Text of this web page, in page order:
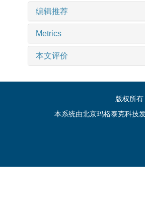
编辑推荐
Metrics
本文评价
版权所
本系统由北京玛格泰克科技